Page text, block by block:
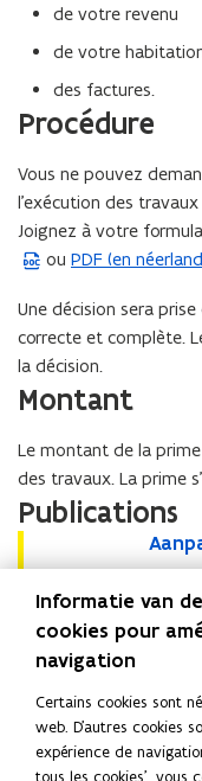
de votre revenu
de votre
des factures.
Procédure
Vous ne pouvez
l’exécution des
Joignez à votre
ou PDF (en
(
e
f
i
c
i
e
d
f
s
'
u
v
r
Une décision sera
correcte et complète.
la décision.
Montant
Le montant de la
des travaux. La prime
Publications
a
n
a
s
s
g
A
a
n
p
a
n
g
Lire cette page en :
Partager cette page
i
n
o
p
Informatie van
cookies pour
navigation
Certains cookies sont
web. D'autres cookies
expérience de
tous les cookies', vous